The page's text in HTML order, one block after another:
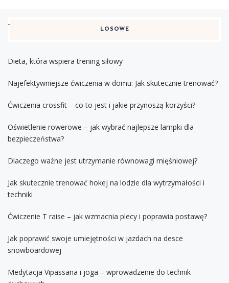
LOSOWE
Dieta, która wspiera trening siłowy
Najefektywniejsze ćwiczenia w domu: Jak skutecznie trenować?
Ćwiczenia crossfit – co to jest i jakie przynoszą korzyści?
Oświetlenie rowerowe – jak wybrać najlepsze lampki dla
bezpieczeństwa?
Dlaczego ważne jest utrzymanie równowagi mięśniowej?
Jak skutecznie trenować hokej na lodzie dla wytrzymałości i
techniki
Ćwiczenie T raise – jak wzmacnia plecy i poprawia postawę?
Jak poprawić swoje umiejętności w jazdach na desce
snowboardowej
Medytacja Vipassana i joga – wprowadzenie do technik